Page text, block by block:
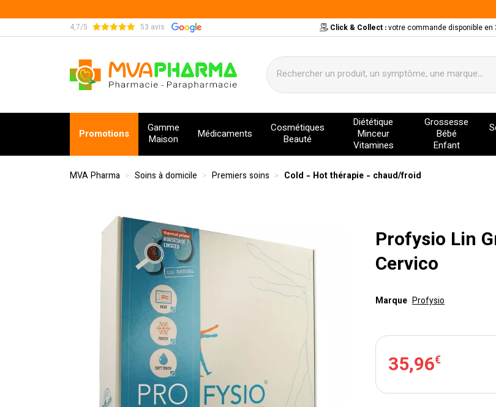
4,7/5 53 avis Click & Collect :votre commande disponible en
MVA Pharma Votre pharmacie en ligne à votre service
Promotions
Gamme
Maison
Médicaments
Cosmétiques
Beauté
Diététique
Minceur
Vitamines
Grossesse
Bébé
Enfant
MVA Pharma Soins à domicile Premiers soins Cold - Hot thérapie - chaud/froid
Profysio Lin
Cervico
Marque Profysio
35,96€